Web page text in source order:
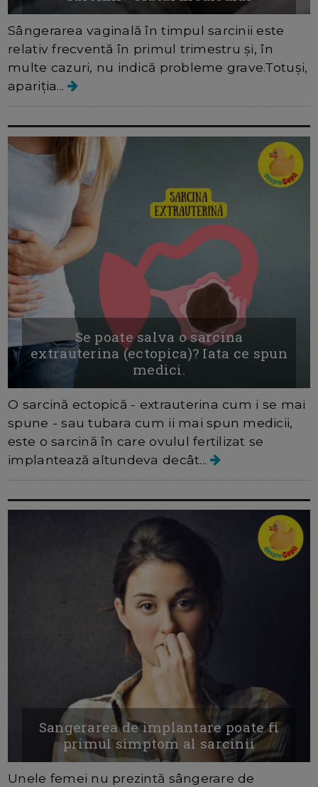
Sângerarea vaginală în timpul sarcinii este
relativ frecventă în primul trimestru și, în
multe cazuri, nu indică probleme grave.Totuși,
apariția...
Se poate salva o sarcina
extrauterina (ectopica)? Iata ce spun
medici.
O sarcină ectopică - extrauterina cum i se mai
spune - sau tubara cum ii mai spun medicii,
este o sarcină în care ovulul fertilizat se
implantează altundeva decât...
Sangerarea de implantare poate fi
primul simptom al sarcinii
Unele femei nu prezintă sângerare de